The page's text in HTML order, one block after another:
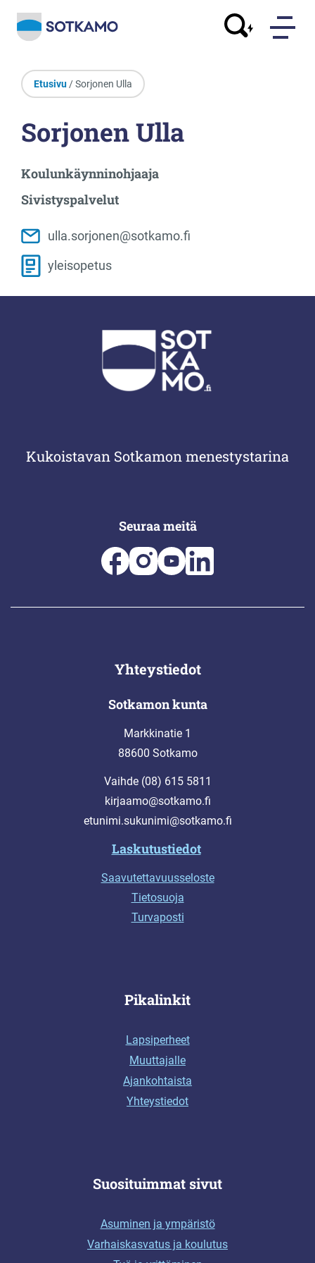
Etusivu / Sorjonen Ulla
Sorjonen Ulla
Koulunkäynninohjaaja
Sivistyspalvelut
ulla.sorjonen@sotkamo.fi
yleisopetus
Kukoistavan Sotkamon menestystarina
Seuraa meitä
Yhteystiedot
Sotkamon kunta
Markkinatie 1
88600 Sotkamo
Vaihde (08) 615 5811
kirjaamo@sotkamo.fi
etunimi.sukunimi@sotkamo.fi
Laskutustiedot
Saavutettavuusseloste
Tietosuoja
Turvaposti
Pikalinkit
Lapsiperheet
Muuttajalle
Ajankohtaista
Yhteystiedot
Suosituimmat sivut
Asuminen ja ympäristö
Varhaiskasvatus ja koulutus